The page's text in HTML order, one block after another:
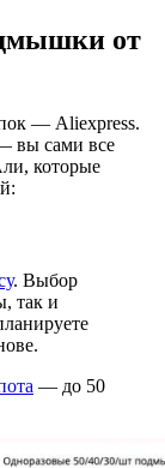
от
— Aliexpress.
вы сами все
которые
. Выбор
так и
— до 50